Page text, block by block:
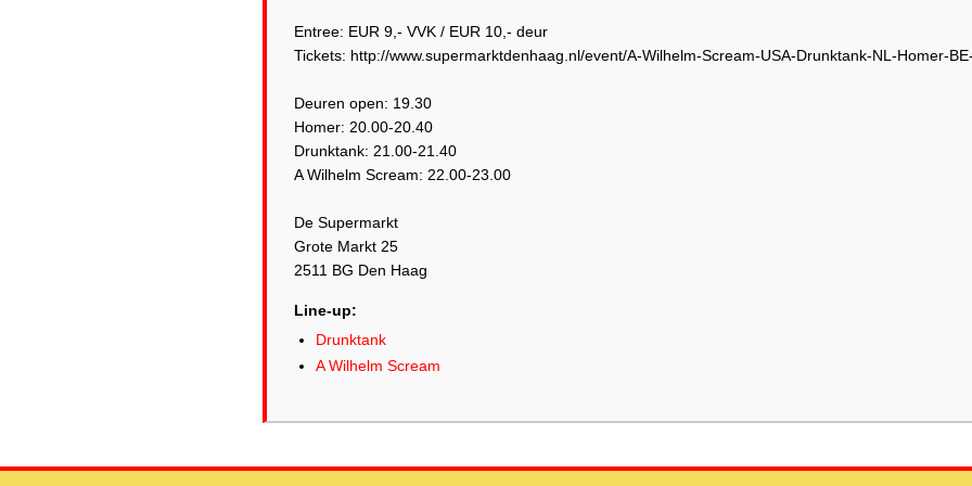
Entree: EUR 9,- VVK / EUR 10,- deur
Tickets: http://www.supermarktdenhaag.nl/event/A-Wilhelm-Scream-USA-Drunktank-NL-Homer-
Deuren open: 19.30
Homer: 20.00-20.40
Drunktank: 21.00-21.40
A Wilhelm Scream: 22.00-23.00
De Supermarkt
Grote Markt 25
2511 BG Den Haag
Line-up:
Drunktank
A Wilhelm Scream